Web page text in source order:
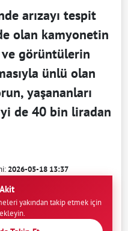
arızayı tespit
olan kamyonetin
ve görüntülerin
ünlü olan
yaşananları
de 40 bin liradan
2026-05-18 13:37
yakından takip etmek için